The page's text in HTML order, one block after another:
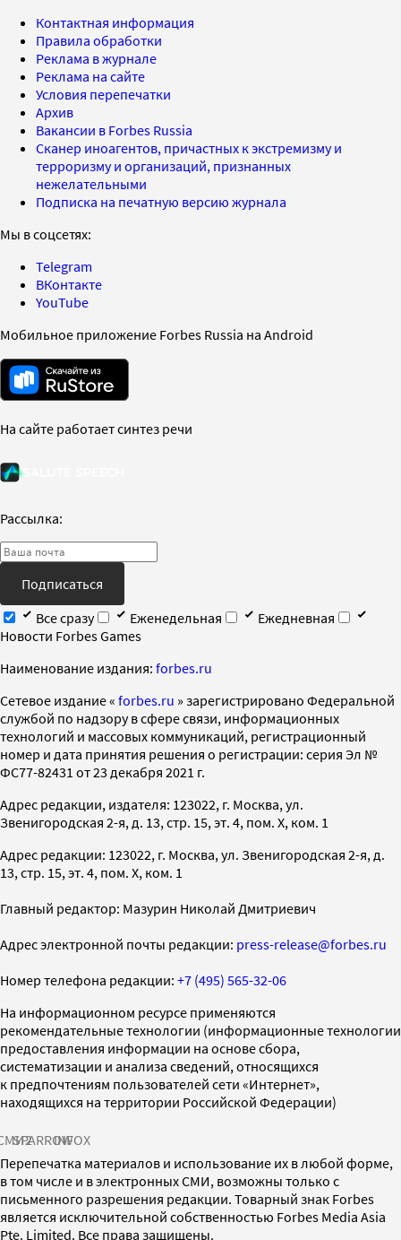
Контактная информация
Правила обработки
Реклама в журнале
Реклама на сайте
Условия перепечатки
Архив
Вакансии в Forbes Russia
Сканер иноагентов, причастных к экстремизму и
терроризму и организаций, признанных
нежелательными
Подписка на печатную версию журнала
Мы в соцсетях:
Telegram
ВКонтакте
YouTube
Мобильное приложение Forbes Russia на Android
На сайте работает синтез речи
Рассылка:
Подписаться
Все сразу
Еженедельная
Ежедневная
Новости Forbes Games
Наименование издания: forbes.ru
Cетевое издание « forbes.ru » зарегистрировано Федеральной
службой по надзору в сфере связи, информационных
технологий и массовых коммуникаций, регистрационный
номер и дата принятия решения о регистрации: серия Эл №
ФС77-82431 от 23 декабря 2021 г.
Адрес редакции, издателя: 123022, г. Москва, ул.
Звенигородская 2-я, д. 13, стр. 15, эт. 4, пом. X, ком. 1
Адрес редакции: 123022, г. Москва, ул. Звенигородская 2-я, д.
13, стр. 15, эт. 4, пом. X, ком. 1
Главный редактор: Мазурин Николай Дмитриевич
Адрес электронной почты редакции: press-release@forbes.ru
Номер телефона редакции: +7 (495) 565-32-06
На информационном ресурсе применяются
рекомендательные технологии (информационные технологии
предоставления информации на основе сбора,
систематизации и анализа сведений, относящихся
к предпочтениям пользователей сети «Интернет»,
находящихся на территории Российской Федерации)
SPARROWINFOX
Перепечатка материалов и использование их в любой форме,
в том числе и в электронных СМИ, возможны только с
письменного разрешения редакции. Товарный знак Forbes
является исключительной собственностью Forbes Media Asia
Pte. Limited. Все права защищены.